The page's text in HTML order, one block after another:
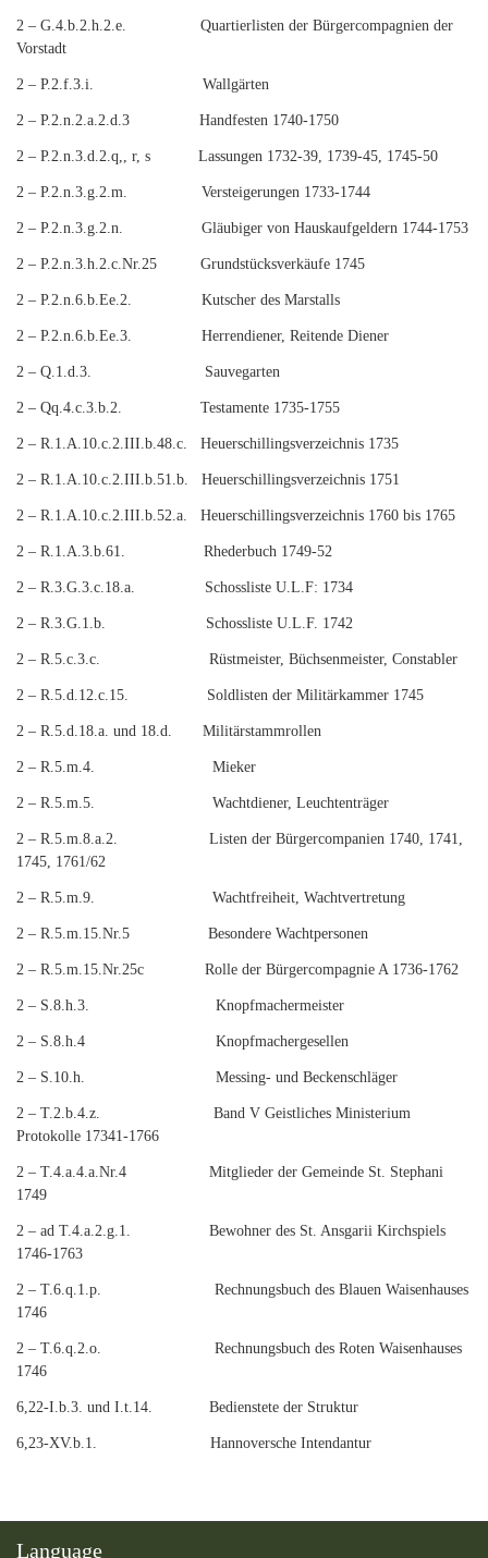
2 – G.4.b.2.h.2.e. Quartierlisten der Bürgercompagnien der
Vorstadt
2 – P.2.f.3.i. Wallgärten
2 – P.2.n.2.a.2.d.3 Handfesten 1740-1750
2 – P.2.n.3.d.2.q,, r, s Lassungen 1732-39, 1739-45, 1745-50
2 – P.2.n.3.g.2.m. Versteigerungen 1733-1744
2 – P.2.n.3.g.2.n. Gläubiger von Hauskaufgeldern 1744-1753
2 – P.2.n.3.h.2.c.Nr.25 Grundstücksverkäufe 1745
2 – P.2.n.6.b.Ee.2. Kutscher des Marstalls
2 – P.2.n.6.b.Ee.3. Herrendiener, Reitende Diener
2 – Q.1.d.3. Sauvegarten
2 – Qq.4.c.3.b.2. Testamente 1735-1755
2 – R.1.A.10.c.2.III.b.48.c. Heuerschillingsverzeichnis 1735
2 – R.1.A.10.c.2.III.b.51.b. Heuerschillingsverzeichnis 1751
2 – R.1.A.10.c.2.III.b.52.a. Heuerschillingsverzeichnis 1760 bis 1765
2 – R.1.A.3.b.61. Rhederbuch 1749-52
2 – R.3.G.3.c.18.a. Schossliste U.L.F: 1734
2 – R.3.G.1.b. Schossliste U.L.F. 1742
2 – R.5.c.3.c. Rüstmeister, Büchsenmeister, Constabler
2 – R.5.d.12.c.15. Soldlisten der Militärkammer 1745
2 – R.5.d.18.a. und 18.d. Militärstammrollen
2 – R.5.m.4. Mieker
2 – R.5.m.5. Wachtdiener, Leuchtenträger
2 – R.5.m.8.a.2. Listen der Bürgercompanien 1740, 1741,
1745, 1761/62
2 – R.5.m.9. Wachtfreiheit, Wachtvertretung
2 – R.5.m.15.Nr.5 Besondere Wachtpersonen
2 – R.5.m.15.Nr.25c Rolle der Bürgercompagnie A 1736-1762
2 – S.8.h.3. Knopfmachermeister
2 – S.8.h.4 Knopfmachergesellen
2 – S.10.h. Messing- und Beckenschläger
2 – T.2.b.4.z. Band V Geistliches Ministerium
Protokolle 17341-1766
2 – T.4.a.4.a.Nr.4 Mitglieder der Gemeinde St. Stephani
1749
2 – ad T.4.a.2.g.1. Bewohner des St. Ansgarii Kirchspiels
1746-1763
2 – T.6.q.1.p. Rechnungsbuch des Blauen Waisenhauses
1746
2 – T.6.q.2.o. Rechnungsbuch des Roten Waisenhauses
1746
6,22-I.b.3. und I.t.14. Bedienstete der Struktur
6,23-XV.b.1. Hannoversche Intendantur
Language